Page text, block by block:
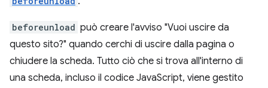
beforeunload può creare l'avviso "Vuoi uscire da
questo sito?" quando cerchi di uscire dalla pagina o
chiudere la scheda. Tutto ciò che si trova all'interno di
una scheda, incluso il codice JavaScript, viene gestito